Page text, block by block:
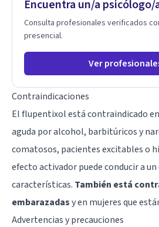
Encuentra un/a psicólogo/
Consulta profesionales verificados
presencial.
Ver
Contraindicaciones
El flupentixol está contraindicado
aguda por alcohol, barbitúricos y
comatosos, pacientes excitables o
efecto activador puede conducir a un
características. También está
embarazadasy en mujeres que
Advertencias y precauciones